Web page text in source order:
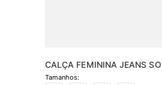
CALÇA FEMININA JEANS
JEANS ESCURO